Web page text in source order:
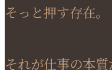
そっと押す存在。
それが仕事の本質